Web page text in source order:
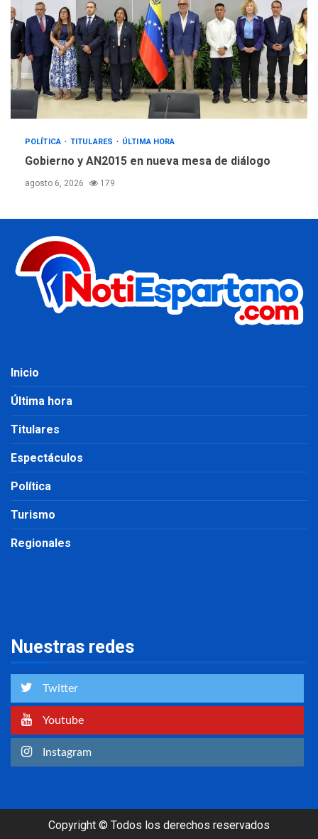
POLÍTICA TITULARES ÚLTIMA HORA
Gobierno y AN2015 en nueva mesa de diálogo
agosto 6, 2026 179
Inicio
Última hora
Titulares
Espectáculos
Política
Turismo
Regionales
Nuestras redes
Twitter
Youtube
Instagram
Copyright © Todos los derechos reservados